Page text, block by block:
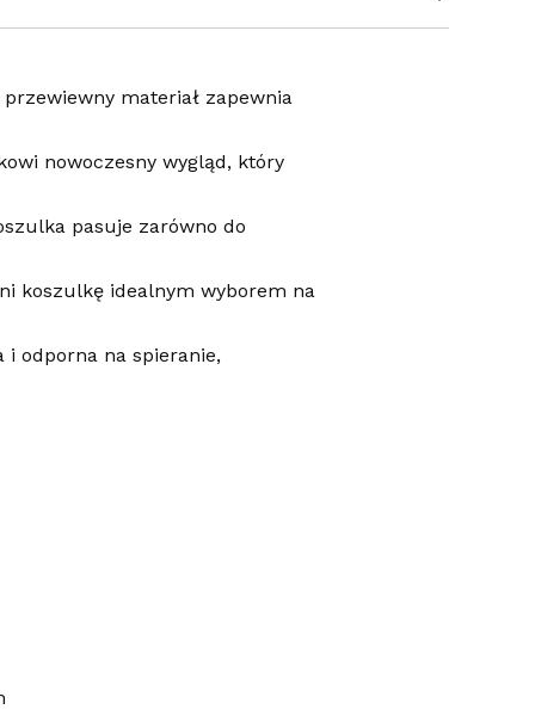
materiał zapewnia
nowoczesny wygląd, który
pasuje zarówno do
koszulkę idealnym wyborem na
odporna na spieranie,